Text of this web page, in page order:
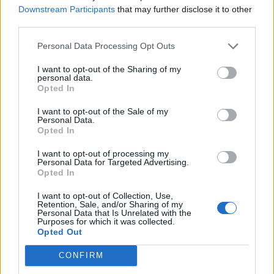
Downstream Participants that may further disclose it to other
Personal Data Processing Opt Outs
I want to opt-out of the Sharing of my
personal data.
Opted In
I want to opt-out of the Sale of my
Personal Data.
Opted In
I want to opt-out of processing my
Personal Data for Targeted Advertising.
Opted In
I want to opt-out of Collection, Use,
Retention, Sale, and/or Sharing of my
Personal Data that Is Unrelated with the
Purposes for which it was collected.
Opted Out
CONFIRM
ΣΧΕΤΙΚΑ ΑΡΘΡΑ
ΚΟΣΜΟΣ